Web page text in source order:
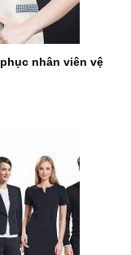
nhân viên vệ